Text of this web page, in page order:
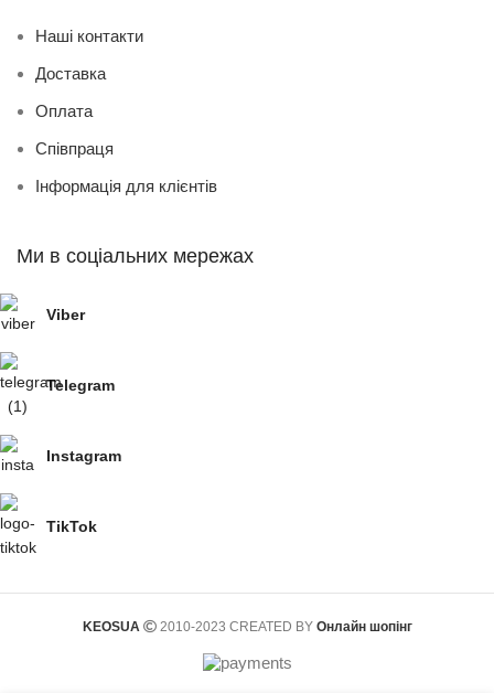
Наші контакти
Доставка
Оплата
Співпраця
Інформація для клієнтів
Ми в соціальних мережах
Viber
Telegram
Instagram
TikTok
KEOSUA 2010-2023 CREATED BY Онлайн шопінг